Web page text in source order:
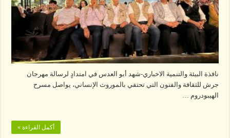
نافذة البيئة والتنمية الاخباري-شهد أبو العدس في امتدادٍ لرسالة مهرجان
جرش للثقافة والفنون التي تحتفي بالموروث الإنساني، يواصل مسرح
الهيبودروم …
أكمل القراءة »